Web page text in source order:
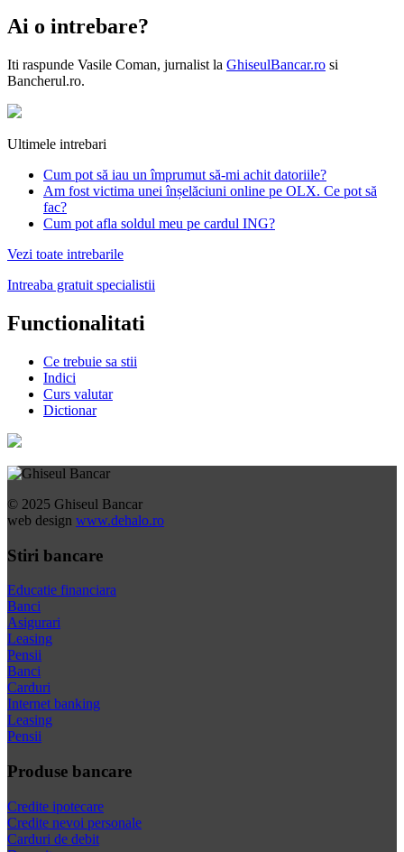
Ai o intrebare?
Iti raspunde Vasile Coman, jurnalist la GhiseulBancar.ro si
Bancherul.ro.
Ultimele intrebari
Cum pot să iau un împrumut să-mi achit datoriile?
Am fost victima unei înșelăciuni online pe OLX. Ce pot să
fac?
Cum pot afla soldul meu pe cardul ING?
Vezi toate intrebarile
Intreaba gratuit specialistii
Functionalitati
Ce trebuie sa stii
Indici
Curs valutar
Dictionar
© 2025 Ghiseul Bancar
web design www.dehalo.ro
Stiri bancare
Educatie financiara
Banci
Asigurari
Leasing
Pensii
Banci
Carduri
Internet banking
Leasing
Pensii
Produse bancare
Credite ipotecare
Credite nevoi personale
Carduri de debit